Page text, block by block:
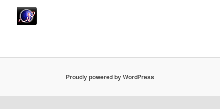
Proudly powered by WordPress